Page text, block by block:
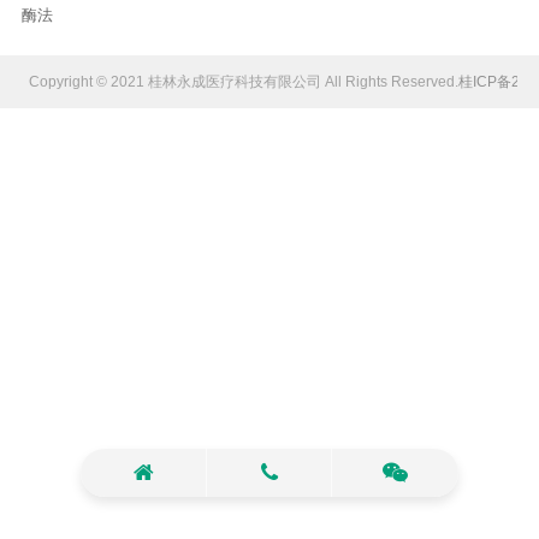
酶法
Copyright © 2021 桂林永成医疗科技有限公司 All Rights Reserved.桂ICP备